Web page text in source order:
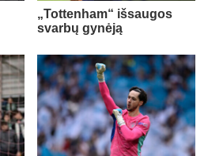
„Tottenham“ išsaugos
svarbų gynėją